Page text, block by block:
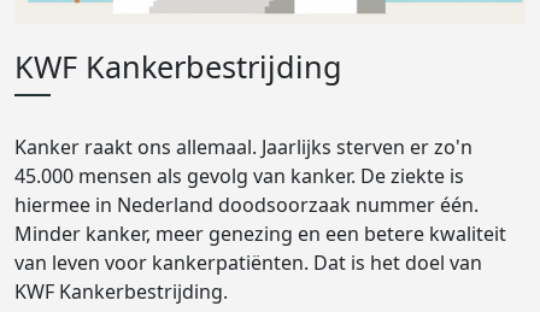
KWF Kankerbestrijding
Kanker raakt ons allemaal. Jaarlijks sterven er zo'n
45.000 mensen als gevolg van kanker. De ziekte is
hiermee in Nederland doodsoorzaak nummer één.
Minder kanker, meer genezing en een betere kwaliteit
van leven voor kankerpatiënten. Dat is het doel van
KWF Kankerbestrijding.